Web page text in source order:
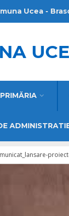
Ucea -
PRIMĂRIA